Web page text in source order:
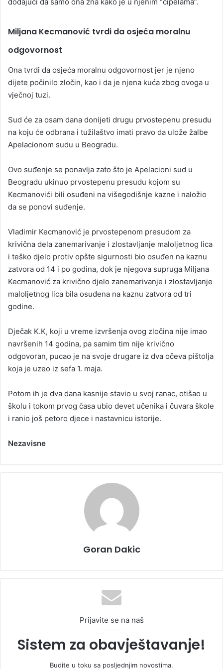
Miljana Kecmanović tvrdi da osjeća moralnu
odgovornost
Ona tvrdi da osjeća moralnu odgovornost jer je njeno
dijete počinilo zločin, kao i da je njena kuća zbog ovoga u
vječnoj tuzi.
Sud će za osam dana donijeti drugu prvostepenu presudu
na koju će odbrana i tužilaštvo imati pravo da ulože žalbe
Apelacionom sudu u Beogradu.
Ovo suđenje se ponavlja zato što je Apelacioni sud u
Beogradu ukinuo prvostepenu presudu kojom su
Kecmanovići bili osuđeni na višegodišnje kazne i naložio
da se ponovi suđenje.
Vladimir Kecmanović je prvostepenom presudom za
krivična dela zanemarivanje i zlostavljanje maloljetnog lica
i teško djelo protiv opšte sigurnosti bio osuđen na kaznu
zatvora od 14 i po godina, dok je njegova supruga Miljana
Kecmanović za krivično djelo zanemarivanje i zlostavljanje
maloljetnog lica bila osuđena na kaznu zatvora od tri
godine.
Dječak K.K, koji u vreme izvršenja ovog zločina nije imao
navršenih 14 godina, pa samim tim nije krivično
odgovoran, pucao je na svoje drugare iz dva očeva pištolja
koja je uzeo iz sefa 1. maja.
Potom ih je dva dana kasnije stavio u svoj ranac, otišao u
školu i tokom prvog časa ubio devet učenika i čuvara škole
i ranio još petoro djece i nastavnicu istorije.
Nezavisne
Goran Dakic
Prijavite se na naš
Sistem za obavještavanje!
Budite u toku sa posljednjim novostima.